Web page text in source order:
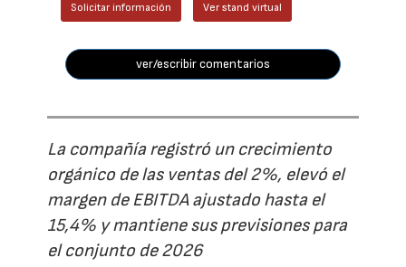
Solicitar información Ver stand virtual
ver/escribir comentarios
La compañía registró un crecimiento
orgánico de las ventas del 2%, elevó el
margen de EBITDA ajustado hasta el
15,4% y mantiene sus previsiones para
el conjunto de 2026